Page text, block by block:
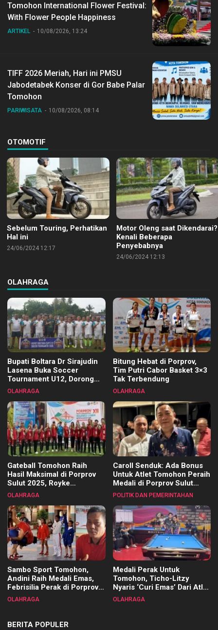
Tomohon International Flower Festival:
With Flower People Happiness
ARTIKEL 10/08/2026, 13:24
TIFF 2026 Meriah, Hari ini PMSU
Jabodetabek Konser di Gor Babe Palar
Tomohon
PARIWISATA 10/08/2026, 08:14
OTOMOTIF
Sebelum Touring, Perhatikan
Hal ini
24/06/2024 12:17
Motor Oleng saat Dikendarai?
Kenali Beberapa
Penyebabnya
24/06/2024 12:13
OLAHRAGA
Bupati Boltara Dr Sirajudin
Lasena Buka Soccer
Tournament U12, Dorong
Pembinaan Merata di Setiap
OLAHRAGA
Bitung Hebat di Porprov,
Tim Putri Cabor Basket 3×3
Tak Terbendung
OLAHRAGA
Gateball Tomohon Raih
Hasil Maksimal di Porprov
Sulut 2025, Royke
Tangkawarouw Ucapkan
OLAHRAGA
Caroll Senduk: Ada Bonus
Untuk Atlet Tomohon Peraih
Medali di Porprov Sulut
2025
POLITIK DAN PEMERINTAHAN
Sambo Sport Tomohon,
Andini Raih Medali Emas,
Febrisilia Perak di Porprov
Sulut 2025
OLAHRAGA
Medali Perak Untuk
Tomohon, Ticho-Litzy
Nyaris ‘Curi Emas’ Dari Atlet
Biliar PON di Porprov Sulut
OLAHRAGA
BERITA POPULER